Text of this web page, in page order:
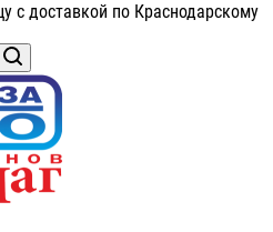
с доставкой по Краснодарскому